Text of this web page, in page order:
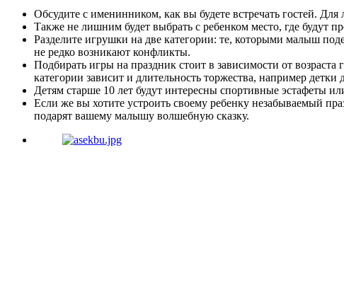
Обсудите с именинником, как вы будете встречать гостей.
Также не лишним будет выбрать с ребенком место, где будут
Разделите игрушки на две категории: те, которыми малыш
не редко возникают конфликты.
Подбирать игры на праздник стоит в зависимости от возраста
категории зависит и длительность торжества, например детки
Детям старше 10 лет будут интересны спортивные эстафеты
Если же вы хотите устроить своему ребенку незабываемый
подарят вашему малышу волшебную сказку.